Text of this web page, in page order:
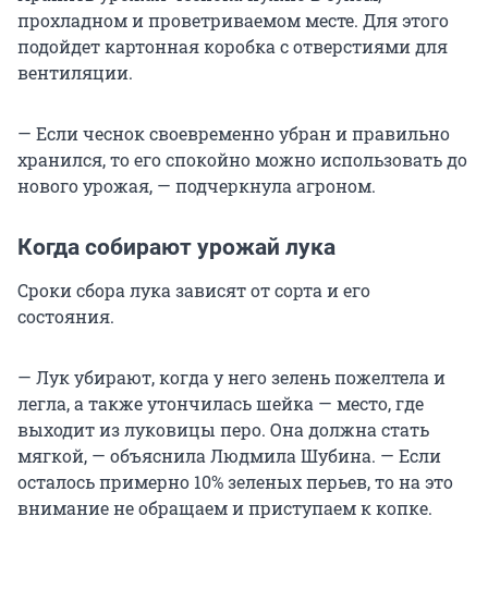
прохладном и проветриваемом месте. Для этого
подойдет картонная коробка с отверстиями для
вентиляции.
— Если чеснок своевременно убран и правильно
хранился, то его спокойно можно использовать до
нового урожая, — подчеркнула агроном.
Когда собирают урожай лука
Сроки сбора лука зависят от сорта и его
состояния.
— Лук убирают, когда у него зелень пожелтела и
легла, а также утончилась шейка — место, где
выходит из луковицы перо. Она должна стать
мягкой, — объяснила Людмила Шубина. — Если
осталось примерно 10% зеленых перьев, то на это
внимание не обращаем и приступаем к копке.